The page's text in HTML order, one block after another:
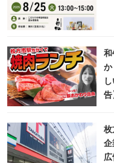
和
か
告
枚
企
広